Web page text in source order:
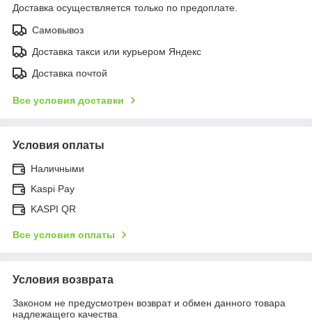
Доставка осуществляется только по предоплате.
Самовывоз
Доставка такси или курьером Яндекс
Доставка почтой
Все условия доставки
Условия оплаты
Наличными
Kaspi Pay
KASPI QR
Все условия оплаты
Условия возврата
Законом не предусмотрен возврат и обмен данного товара
надлежащего качества